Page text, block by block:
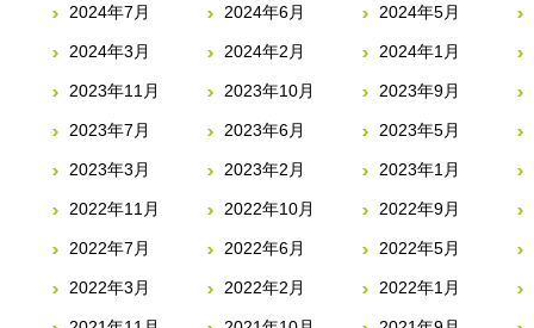
2024年7月 2024年6月 2024年5月
2024年3月 2024年2月 2024年1月
2023年11月 2023年10月 2023年9月
2023年7月 2023年6月 2023年5月
2023年3月 2023年2月 2023年1月
2022年11月 2022年10月 2022年9月
2022年7月 2022年6月 2022年5月
2022年3月 2022年2月 2022年1月